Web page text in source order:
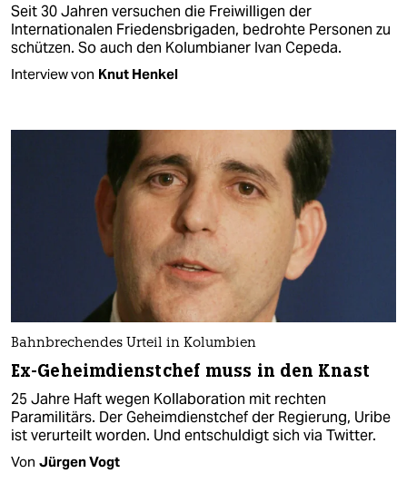
Seit 30 Jahren versuchen die Freiwilligen der
Internationalen Friedensbrigaden, bedrohte Personen zu
schützen. So auch den Kolumbianer Ivan Cepeda.
Interview von Knut Henkel
Bahnbrechendes Urteil in Kolumbien
Ex-Geheimdienstchef muss in den Knast
25 Jahre Haft wegen Kollaboration mit rechten
Paramilitärs. Der Geheimdienstchef der Regierung, Uribe
ist verurteilt worden. Und entschuldigt sich via Twitter.
Von Jürgen Vogt